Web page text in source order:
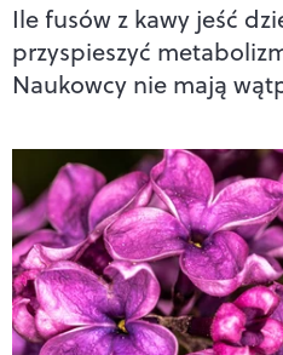
Ile fusów z kawy jeść
przyspieszyć
Naukowcy nie mają